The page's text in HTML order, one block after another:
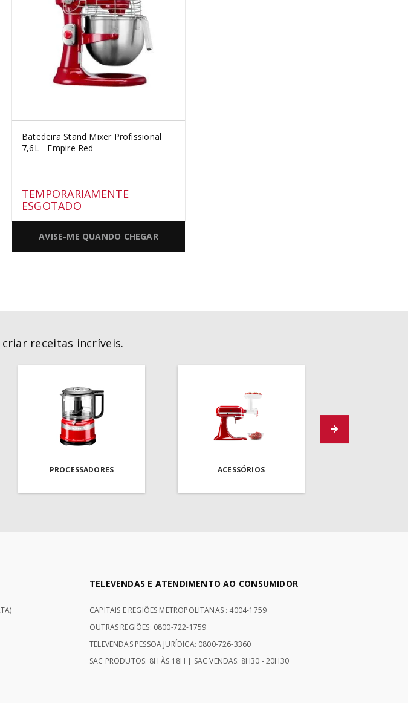
Batedeira Stand Mixer Profissional
7,6L - Empire Red
TEMPORARIAMENTE
ESGOTADO
AVISE-ME QUANDO CHEGAR
receitas incríveis.
PROCESSADORES ACESSÓRIOS
TELEVENDAS E ATENDIMENTO AO CONSUMIDOR
CAPITAIS E REGIÕES METROPOLITANAS : 4004-1759
OUTRAS REGIÕES: 0800-722-1759
TELEVENDAS PESSOA JURÍDICA: 0800-726-3360
SAC PRODUTOS: 8H ÀS 18H | SAC VENDAS: 8H30 - 20H30